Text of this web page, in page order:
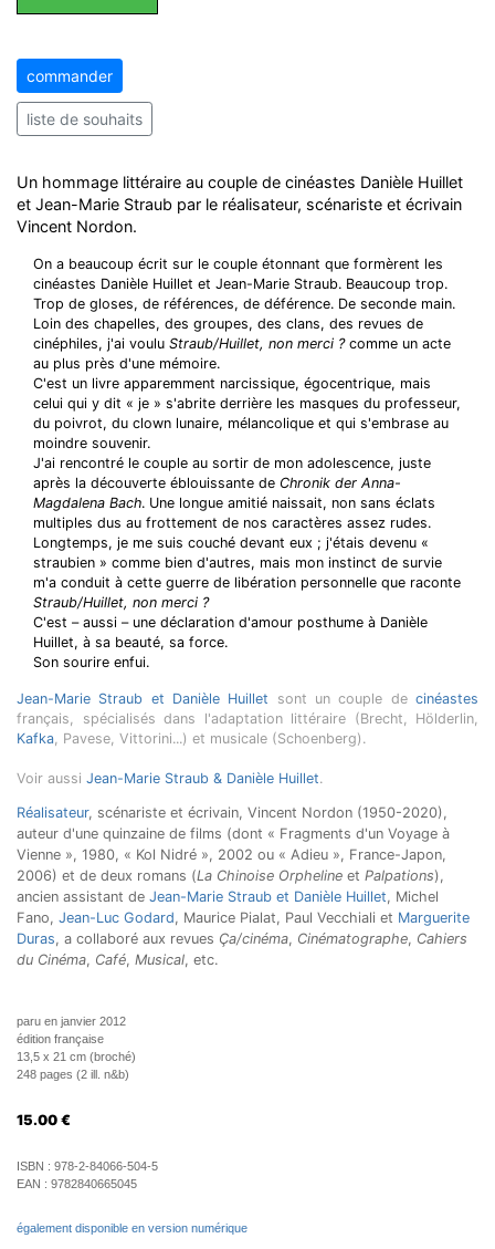
commander
liste de souhaits
Un hommage littéraire au couple de cinéastes Danièle Huillet
et Jean-Marie Straub par le réalisateur, scénariste et écrivain
Vincent Nordon.
On a beaucoup écrit sur le couple étonnant que formèrent les
cinéastes Danièle Huillet et Jean-Marie Straub. Beaucoup trop.
Trop de gloses, de références, de déférence. De seconde main.
Loin des chapelles, des groupes, des clans, des revues de
cinéphiles, j'ai voulu Straub/Huillet, non merci ?comme un acte
au plus près d'une mémoire.
C'est un livre apparemment narcissique, égocentrique, mais
celui qui y dit « je » s'abrite derrière les masques du professeur,
du poivrot, du clown lunaire, mélancolique et qui s'embrase au
moindre souvenir.
J'ai rencontré le couple au sortir de mon adolescence, juste
après la découverte éblouissante de Chronik der Anna-
Magdalena Bach. Une longue amitié naissait, non sans éclats
multiples dus au frottement de nos caractères assez rudes.
Longtemps, je me suis couché devant eux ; j'étais devenu «
straubien » comme bien d'autres, mais mon instinct de survie
m'a conduit à cette guerre de libération personnelle que raconte
Straub/Huillet, non merci ?
C'est – aussi – une déclaration d'amour posthume à Danièle
Huillet, à sa beauté, sa force.
Son sourire enfui.
Jean-Marie Straub et Danièle Huillet sont un couple decinéastes
français, spécialisés dans l'adaptation littéraire (Brecht, Hölderlin,
Kafka, Pavese, Vittorini...) et musicale (Schoenberg).
Voir aussi Jean-Marie Straub & Danièle Huillet.
Réalisateur, scénariste et écrivain, Vincent Nordon (1950-2020),
auteur d'une quinzaine de films (dont « Fragments d'un Voyage à
Vienne », 1980, « Kol Nidré », 2002 ou « Adieu », France-Japon,
2006) et de deux romans (La Chinoise Orpheline et Palpations),
ancien assistant de Jean-Marie Straub et Danièle Huillet, Michel
Fano, Jean-Luc Godard, Maurice Pialat, Paul Vecchiali et Marguerite
Duras, a collaboré aux revues Ça/cinéma, Cinématographe, Cahiers
du Cinéma, Café, Musical, etc.
paru en janvier 2012
édition française
13,5 x 21 cm (broché)
248 pages (2 ill. n&b)
15.00 €
ISBN : 978-2-84066-504-5
EAN : 9782840665045
également disponible en version numérique